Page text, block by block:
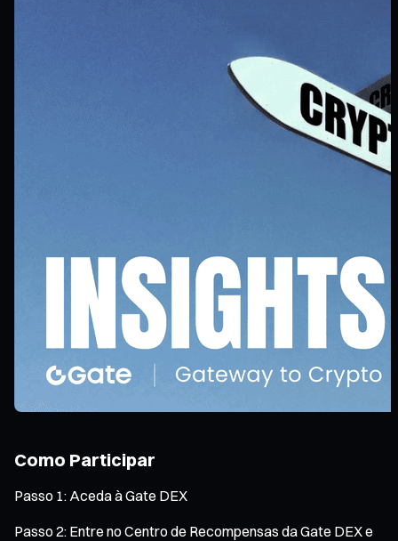
Como Participar
Passo 1: Aceda à Gate DEX
Passo 2: Entre no Centro de Recompensas da Gate DEX e